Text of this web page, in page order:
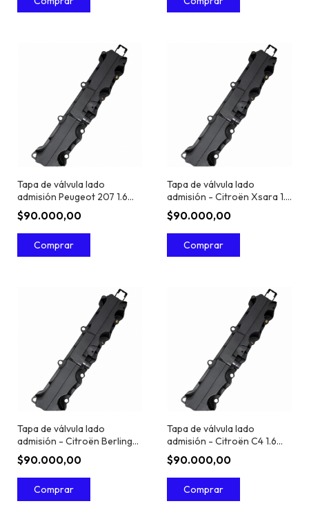
Tapa de válvula lado
admisión Peugeot 207 1.6
16V TU5JP4
$90.000,00
Tapa de válvula lado
admisión - Citroën Xsara 1.6
16V TU5JP4
$90.000,00
Tapa de válvula lado
admisión - Citroën Berlingo
1.6 16V TU5JP4
$90.000,00
Tapa de válvula lado
admisión - Citroën C4 1.6
16V TU5JP4
$90.000,00